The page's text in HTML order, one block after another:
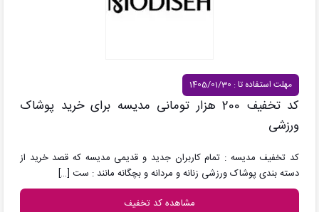
مهلت استفاده تا : 1405/01/30
کد تخفیف 200 هزار تومانی مدیسه برای خرید پوشاک
ورزشی
کد تخفیف مدیسه : تمام کاربران جدید و قدیمی مدیسه که قصد خرید از
دسته بندی پوشاک ورزشی زنانه و مردانه و بچگانه مانند : ست […]
مشاهده کد تخفیف